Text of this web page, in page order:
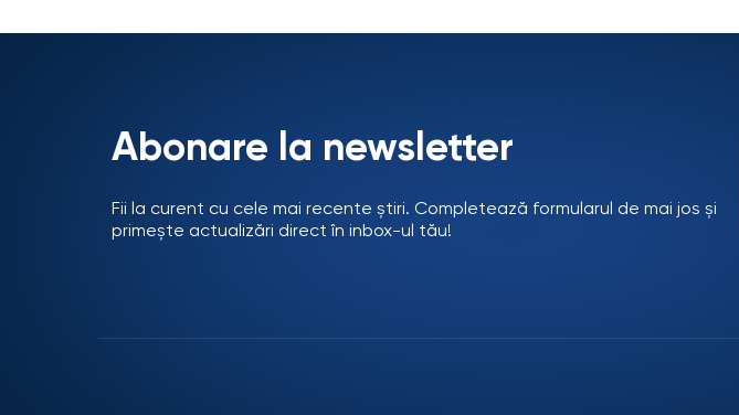
Abonare la newsletter
Fii la curent cu cele mai recente știri. Completează formularul de mai jos și
primește actualizări direct în inbox-ul tău!